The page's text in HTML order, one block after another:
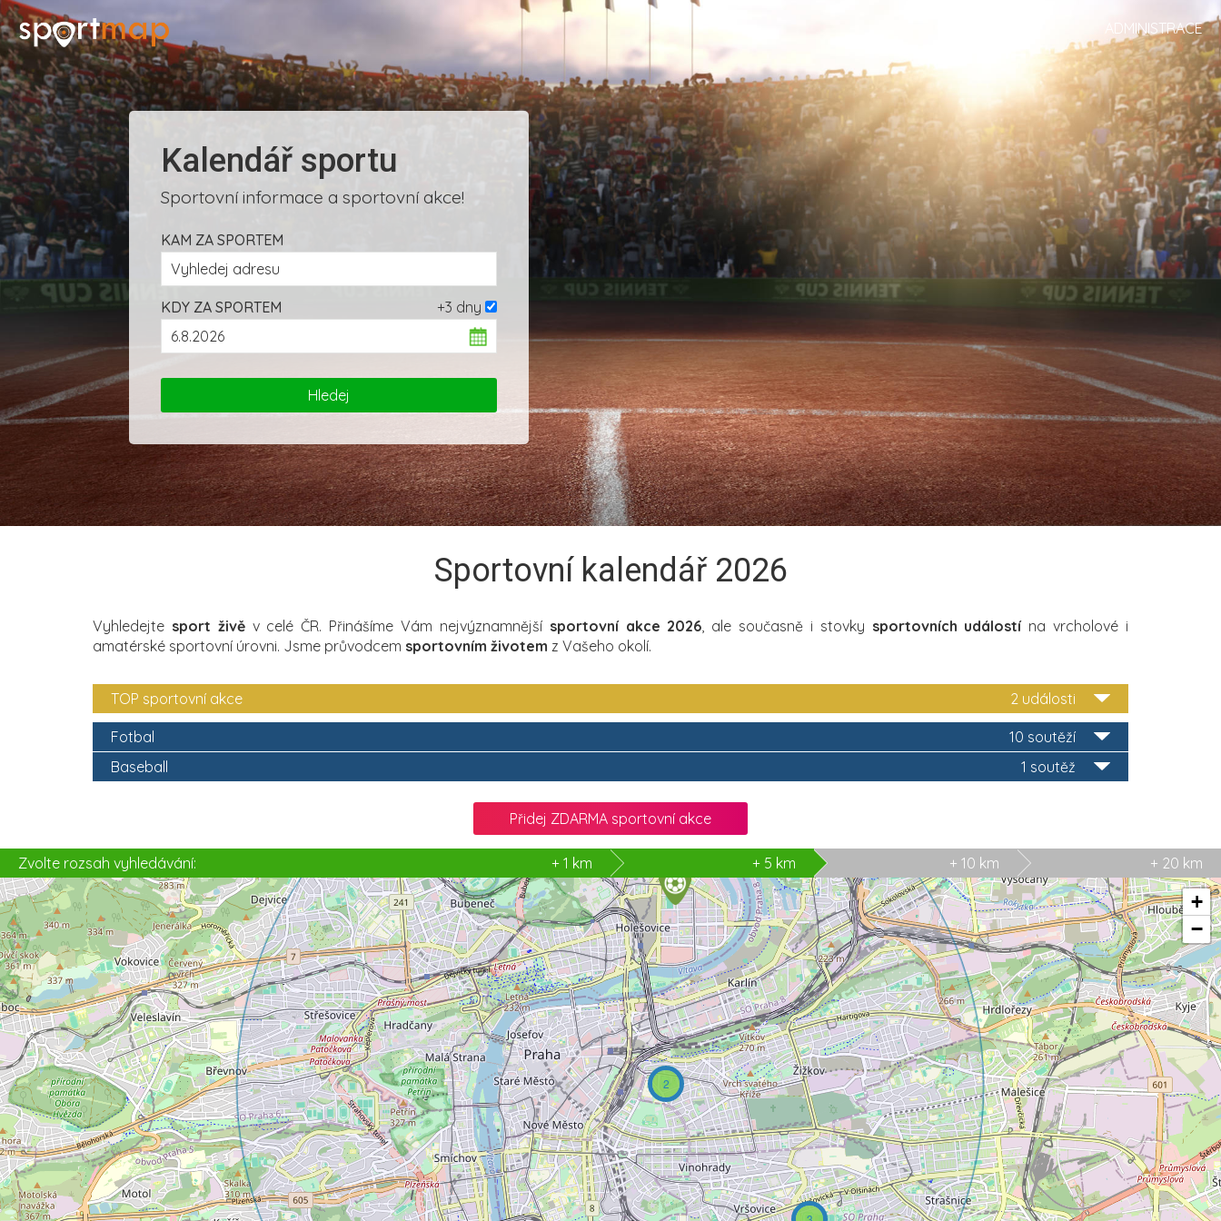
ADMINISTRACE
Kalendář sportu
Sportovní informace a sportovní akce!
KAM ZA SPORTEM
+3 dny
KDY ZA SPORTEM
Sportovní kalendář 2026
Vyhledejte sport živěv celé ČR. Přinášíme Vám nejvýznamnější sportovní akce 2026, ale současně i stovky sportovních událostína vrcholové i
amatérské sportovní úrovni. Jsme průvodcem sportovním životem z Vašeho okolí.
2 události
TOP sportovní akce
10 soutěží
Fotbal
1 soutěž
Baseball
Přidej ZDARMA sportovní akce
Zvolte rozsah vyhledávání: + 1 km + 5 km + 10 km + 20 km
2
+
−